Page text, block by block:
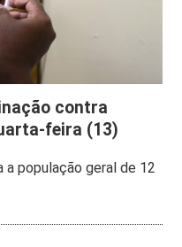
contra
feira (13)
população geral de 12